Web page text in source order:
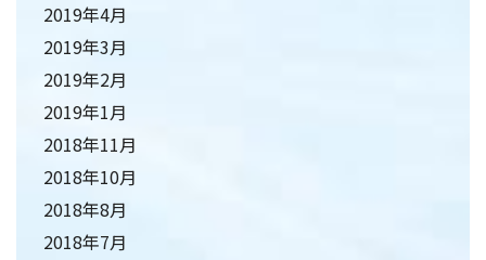
2019年4月
2019年3月
2019年2月
2019年1月
2018年11月
2018年10月
2018年8月
2018年7月